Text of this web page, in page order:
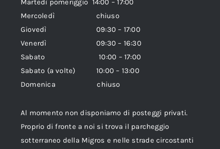
Martedì pomeriggio 14:00 – 17:00
Mercoledì chiuso
Giovedì 09:30 – 17:00
Venerdì 09:30 – 16:30
Sabato 10:00 – 17:00
Sabato (a volte) 10:00 – 13:00
Domenica chiuso
Al momento non disponiamo di posteggi privati.
Proprio di fronte a noi si trova il parcheggio
sotterraneo della Migros e nelle strade circostanti